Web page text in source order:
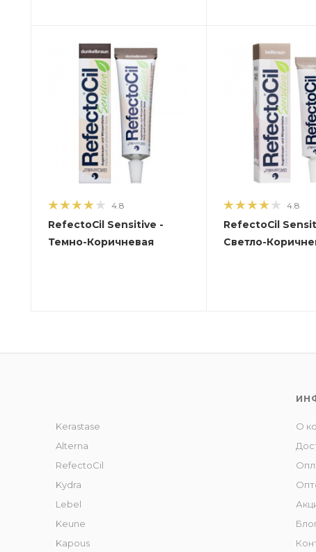
4.8
RefectoCil Sensitive -
Темно-Коричневая
4.8
RefectoCil
Светло-
Kerastase
Alterna
RefectoCil
Kydra
Lebel
Keune
Kapous
О